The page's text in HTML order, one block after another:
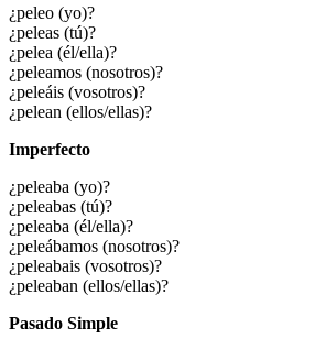
¿peleo (yo)?
¿peleas (tú)?
¿pelea (él/ella)?
¿peleamos (nosotros)?
¿peleáis (vosotros)?
¿pelean (ellos/ellas)?
Imperfecto
¿peleaba (yo)?
¿peleabas (tú)?
¿peleaba (él/ella)?
¿peleábamos (nosotros)?
¿peleabais (vosotros)?
¿peleaban (ellos/ellas)?
Pasado Simple